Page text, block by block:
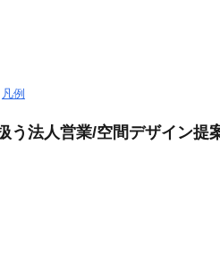
凡例
う法人営業/空間デザイン提